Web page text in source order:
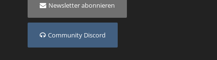
Newsletter abonnieren
Community Discord